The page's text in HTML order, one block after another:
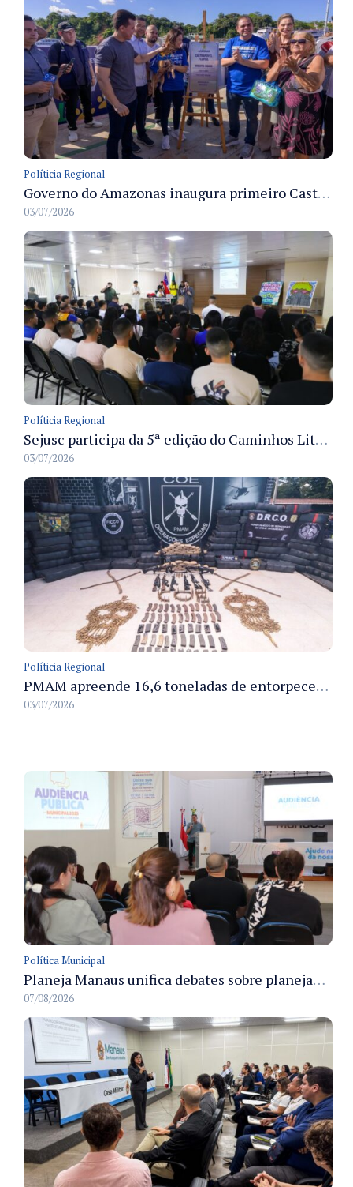
Políticia Regional
Governo do Amazonas inaugura primeiro Castramóvel Fluvial para atendimento veterinário às comunidades ribeirinhas e castração gratuita
03/07/2026
Políticia Regional
Sejusc participa da 5ª edição do Caminhos Literários com foco na cultura hip-hop nas unidades socioeducativas
03/07/2026
Políticia Regional
PMAM apreende 16,6 toneladas de entorpecentes e registra aumento nas prisões em flagrante e nas capturas de foragidos no primeiro semestre de 2026
03/07/2026
Política Municipal
Planeja Manaus unifica debates sobre planejamento público, orçamento e serviços nos dias 16 e 17 de setembro
07/08/2026